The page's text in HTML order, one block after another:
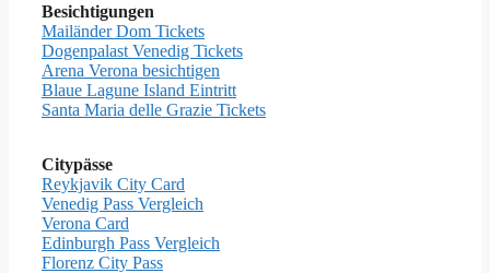
Besichtigungen
Mailänder Dom Tickets
Dogenpalast Venedig Tickets
Arena Verona besichtigen
Blaue Lagune Island Eintritt
Santa Maria delle Grazie Tickets
Citypässe
Reykjavik City Card
Venedig Pass Vergleich
Verona Card
Edinburgh Pass Vergleich
Florenz City Pass